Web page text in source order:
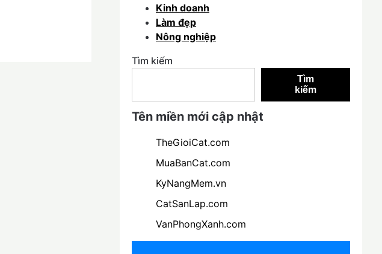
Kinh doanh
Làm đẹp
Nông nghiệp
Tìm kiếm
Tìm
kiếm
Tên miền mới cập nhật
TheGioiCat.com
MuaBanCat.com
KyNangMem.vn
CatSanLap.com
VanPhongXanh.com